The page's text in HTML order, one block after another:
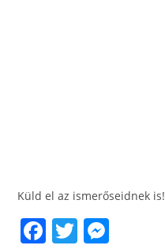
Küld el az ismerőseidnek is!
F T